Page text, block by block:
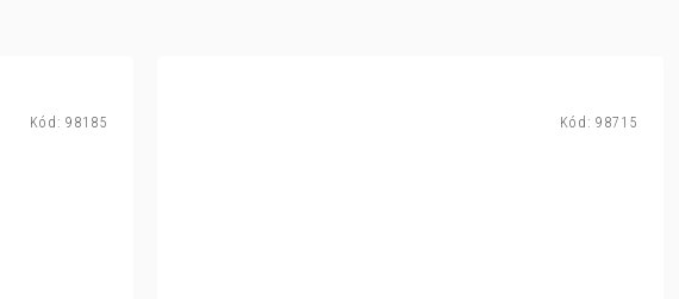
Kód: 98185 Kód: 98715